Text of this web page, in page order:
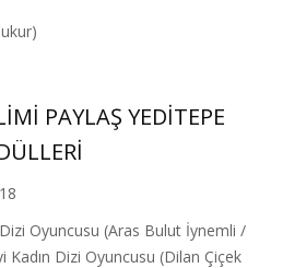
PAYLAŞ YEDİTEPE
Oyuncusu (Aras Bulut İynemli /
Kadın Dizi Oyuncusu (Dilan Çiçek